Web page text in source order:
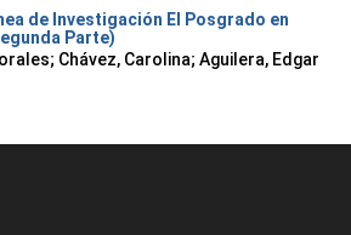
de Investigación El Posgrado en
Parte)
; Chávez, Carolina; Aguilera, Edgar